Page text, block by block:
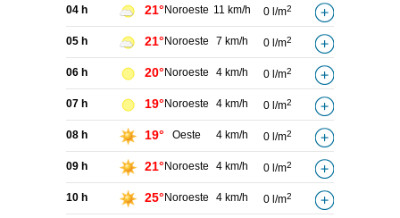
04 h 21° Noroeste 11 km/h 0 l/m2
05 h 21° Noroeste 7 km/h 0 l/m2
06 h 20° Noroeste 4 km/h 0 l/m2
07 h 19° Noroeste 4 km/h 0 l/m2
08 h 19° Oeste 4 km/h 0 l/m2
09 h 21° Noroeste 4 km/h 0 l/m2
10 h 25° Noroeste 4 km/h 0 l/m2